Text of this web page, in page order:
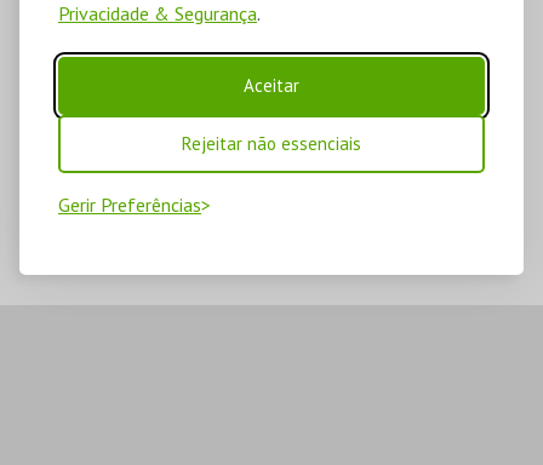
Privacidade & Segurança.
Aceitar
Rejeitar não essenciais
Gerir Preferências